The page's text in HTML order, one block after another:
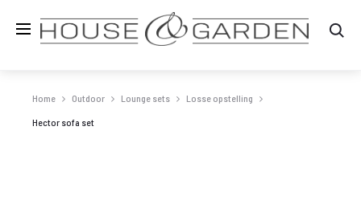
Home Outdoor Lounge sets Losse opstelling
Hector sofa set